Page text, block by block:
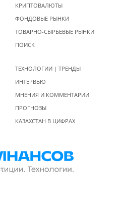
КРИПТОВАЛЮТЫ
ФОНДОВЫЕ РЫНКИ
ТОВАРНО-СЫРЬЕВЫЕ РЫНКИ
ПОИСК
ТЕХНОЛОГИИ | ТРЕНДЫ
ИНТЕРВЬЮ
МНЕНИЯ И КОММЕНТАРИИ
ПРОГНОЗЫ
КАЗАХСТАН В ЦИФРАХ